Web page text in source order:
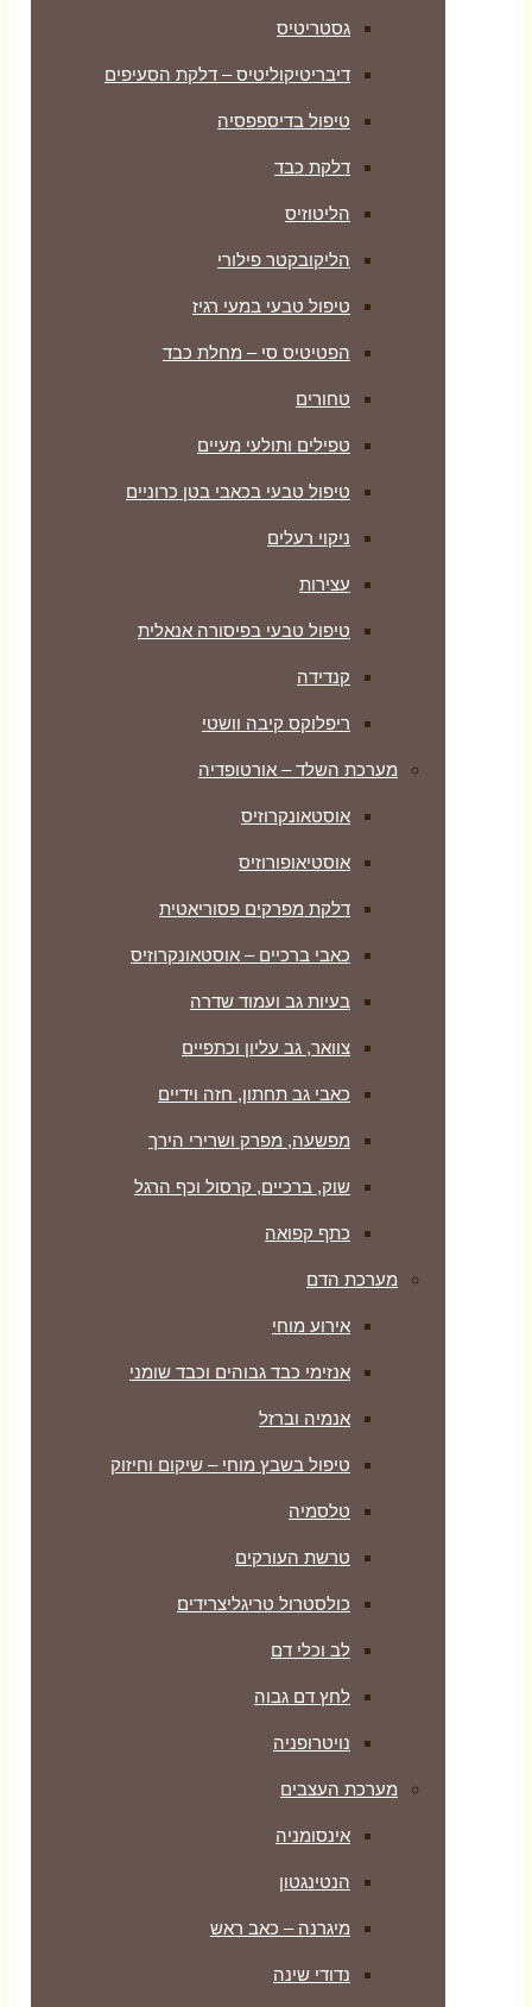
גסטריטיס
דיבריטיקוליטיס – דלקת הסעיפים
טיפול בדיספפסיה
דלקת כבד
הליטוזיס
הליקובקטר פילורי
טיפול טבעי במעי רגיז
הפטיטיס סי – מחלת כבד
טחורים
טפילים ותולעי מעיים
טיפול טבעי בכאבי בטן כרוניים
ניקוי רעלים
עצירות
טיפול טבעי בפיסורה אנאלית
קנדידה
ריפלוקס קיבה וושטי
מערכת השלד – אורטופדיה
אוסטאונקרוזיס
אוסטיאופורוזיס
דלקת מפרקים פסוריאטית
כאבי ברכיים – אוסטאונקרוזיס
בעיות גב ועמוד שדרה
צוואר, גב עליון וכתפיים
כאבי גב תחתון, חזה וידיים
מפשעה, מפרק ושרירי הירך
שוק, ברכיים, קרסול וכף הרגל
כתף קפואה
מערכת הדם
אירוע מוחי
אנזימי כבד גבוהים וכבד שומני
אנמיה וברזל
טיפול בשבץ מוחי – שיקום וחיזוק
טלסמיה
טרשת העורקים
כולסטרול טריגליצרידים
לב וכלי דם
לחץ דם גבוה
נויטרופניה
מערכת העצבים
אינסומניה
הנטינגטון
מיגרנה – כאב ראש
נדודי שינה